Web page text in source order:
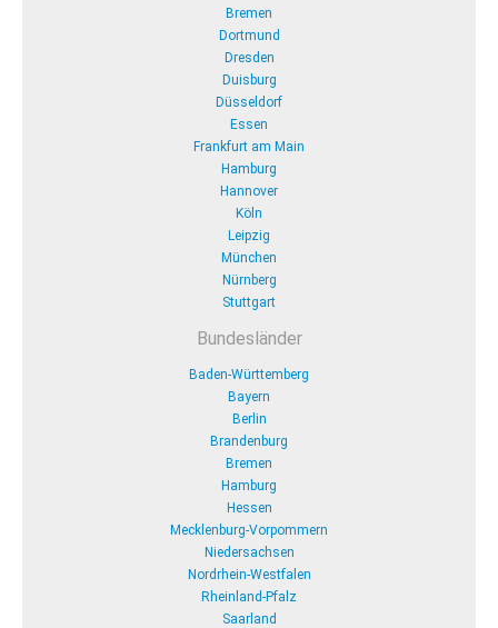
Bremen
Dortmund
Dresden
Duisburg
Düsseldorf
Essen
Frankfurt am Main
Hamburg
Hannover
Köln
Leipzig
München
Nürnberg
Stuttgart
Bundesländer
Baden-Württemberg
Bayern
Berlin
Brandenburg
Bremen
Hamburg
Hessen
Mecklenburg-Vorpommern
Niedersachsen
Nordrhein-Westfalen
Rheinland-Pfalz
Saarland